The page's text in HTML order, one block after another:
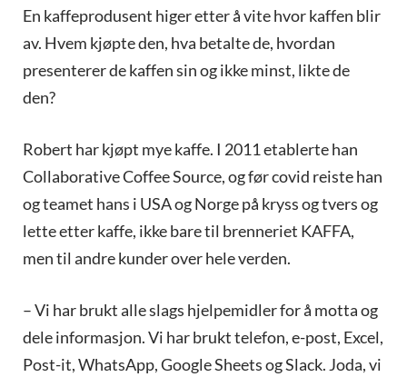
En kaffeprodusent higer etter å vite hvor kaffen blir
av. Hvem kjøpte den, hva betalte de, hvordan
presenterer de kaffen sin og ikke minst, likte de
den?
Robert har kjøpt mye kaffe. I 2011 etablerte han
Collaborative Coffee Source, og før covid reiste han
og teamet hans i USA og Norge på kryss og tvers og
lette etter kaffe, ikke bare til brenneriet KAFFA,
men til andre kunder over hele verden.
– Vi har brukt alle slags hjelpemidler for å motta og
dele informasjon. Vi har brukt telefon, e-post, Excel,
Post-it, WhatsApp, Google Sheets og Slack. Joda, vi